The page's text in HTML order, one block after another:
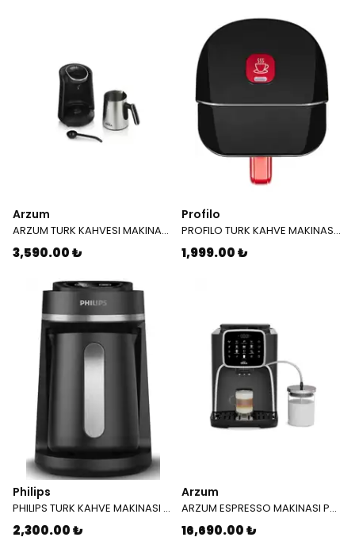
Arzum
ARZUM TURK KAHVESI MAKINASI OKKA MINIO PRO OK 0010 KROM
3,590.00 ₺
Profilo
PROFILO TURK KAHVE MAKINASI TKP 1002
1,999.00 ₺
Philips
PHILIPS TURK KAHVE MAKINASI HDA 150/61 GRI
2,300.00 ₺
Arzum
ARZUM ESPRESSO MAKINASI PRO M OK 0028 KROM
16,690.00 ₺